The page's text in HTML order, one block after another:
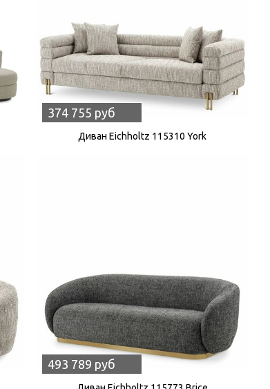
374 755 руб
Диван Eichholtz 115310 York
493 789 руб